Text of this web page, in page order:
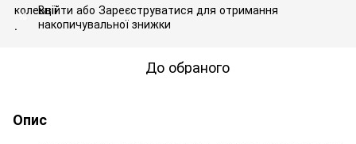
% Ввійти або Зареєструватися для отримання
накопичувальної знижки
До обраного
Опис